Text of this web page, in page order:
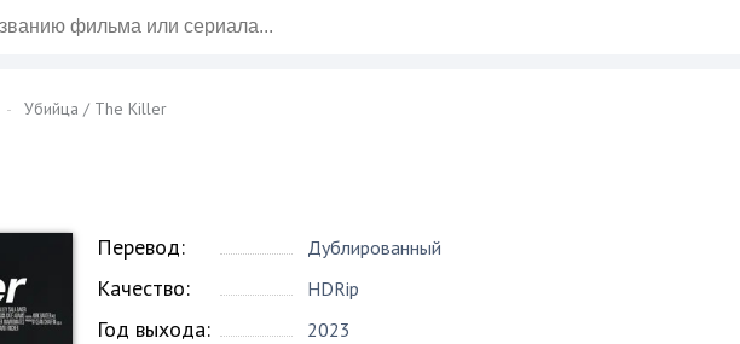
Убийца / The Killer
Перевод: Дублированный
Качество: HDRip
Год выхода: 2023